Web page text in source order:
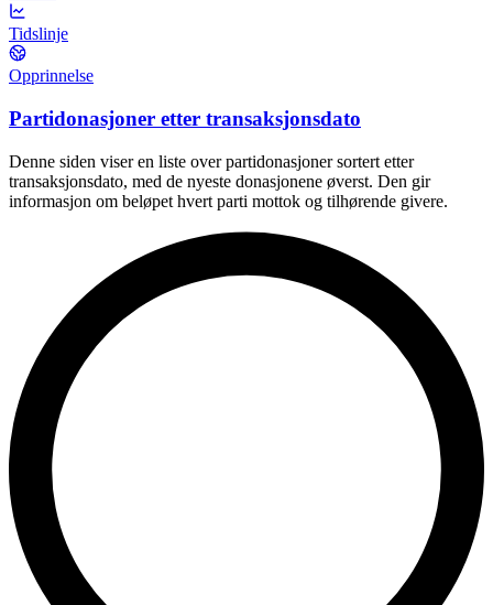
Tidslinje
Opprinnelse
Partidonasjoner etter transaksjonsdato
Denne siden viser en liste over partidonasjoner sortert etter
transaksjonsdato, med de nyeste donasjonene øverst. Den gir
informasjon om beløpet hvert parti mottok og tilhørende givere.